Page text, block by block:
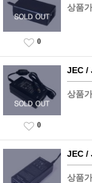
상품
0
JEC /
상품
0
JEC /
상품